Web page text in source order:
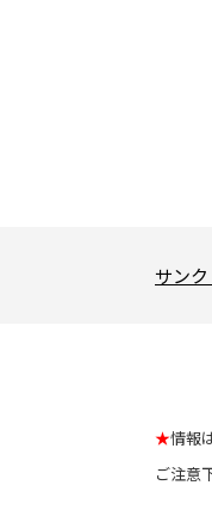
サン
★情報
ご注意